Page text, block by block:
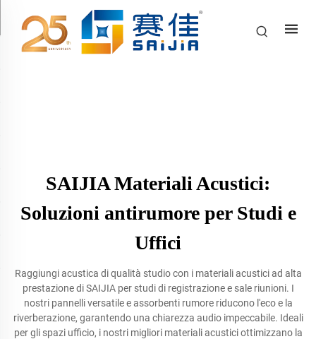
SAIJIA Materiali Acustici:
Soluzioni antirumore per Studi e
Uffici
Raggiungi acustica di qualità studio con i materiali acustici ad alta
prestazione di SAIJIA per studi di registrazione e sale riunioni. I
nostri pannelli versatile e assorbenti rumore riducono l'eco e la
riverberazione, garantendo una chiarezza audio impeccabile. Ideali
per gli spazi ufficio, i nostri migliori materiali acustici ottimizzano la